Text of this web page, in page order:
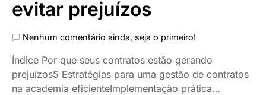
evitar prejuízos
Nenhum comentário ainda, seja o primeiro!
Índice Por que seus contratos estão gerando
prejuízos5 Estratégias para uma gestão de contratos
na academia eficienteImplementação prática…